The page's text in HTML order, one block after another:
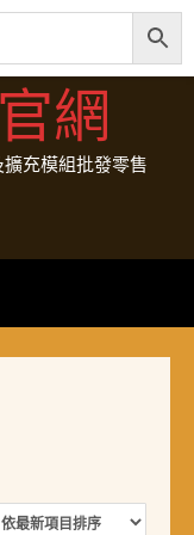
網
擴充模組批發零售